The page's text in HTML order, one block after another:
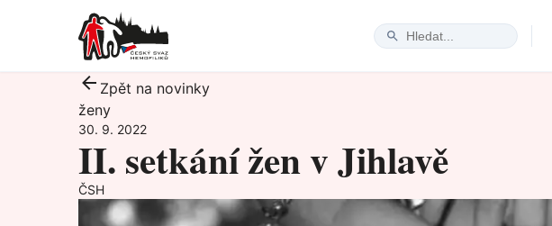
Zpět na novinky
ženy
30. 9. 2022
II. setkání žen v Jihlavě
ČSH